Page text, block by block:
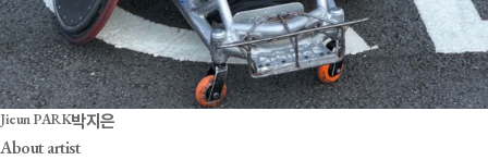
Jieun PARK박지은
About artist